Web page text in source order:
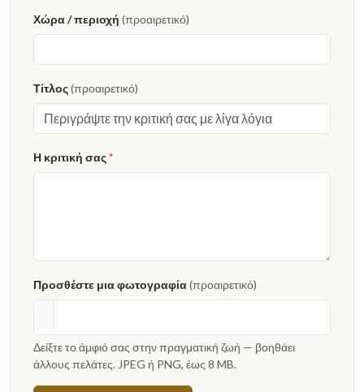
Χώρα / περιοχή (προαιρετικό)
Τίτλος(προαιρετικό)
Η κριτική σας*
Προσθέστε μια φωτογραφία(προαιρετικό)
Δείξτε το άμφιό σας στην πραγματική ζωή — βοηθάει
άλλους πελάτες. JPEG ή PNG, έως 8 MB.